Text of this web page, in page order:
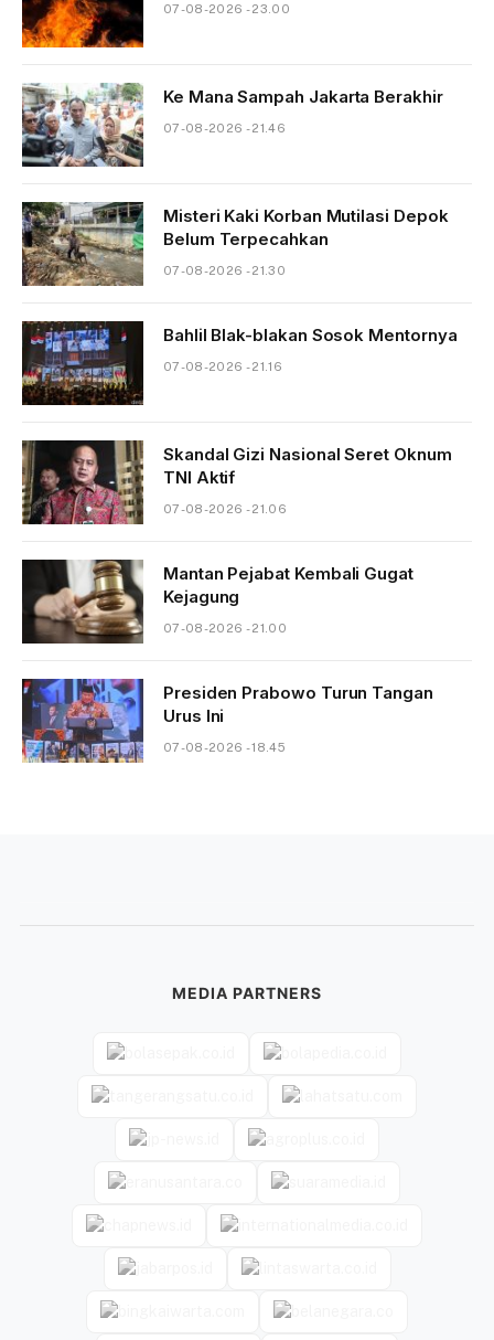
07-08-2026 - 23.00
Ke Mana Sampah Jakarta Berakhir
07-08-2026 - 21.46
Misteri Kaki Korban Mutilasi Depok
Belum Terpecahkan
07-08-2026 - 21.30
Bahlil Blak-blakan Sosok Mentornya
07-08-2026 - 21.16
Skandal Gizi Nasional Seret Oknum
TNI Aktif
07-08-2026 - 21.06
Mantan Pejabat Kembali Gugat
Kejagung
07-08-2026 - 21.00
Presiden Prabowo Turun Tangan
Urus Ini
07-08-2026 - 18.45
MEDIA PARTNERS